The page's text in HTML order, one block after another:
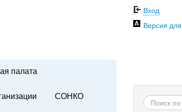
палата
СОНКО
Вход
Версия